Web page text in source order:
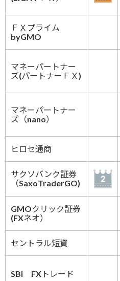
ＦＸプライム
byGMO
マネーパートナー
ズ(パートナーＦＸ)
マネーパートナー
ズ（nano）
ヒロセ通商
サクソバンク証券
（SaxoTraderGO)
GMOクリック証券
(FXネオ）
セントラル短資
SBI FXトレード